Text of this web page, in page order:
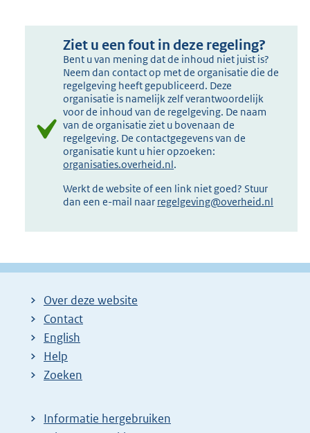
Ziet u een fout in deze regeling?
Bent u van mening dat de inhoud niet juist is?
Neem dan contact op met de organisatie die de
regelgeving heeft gepubliceerd. Deze
organisatie is namelijk zelf verantwoordelijk
voor de inhoud van de regelgeving. De naam
van de organisatie ziet u bovenaan de
regelgeving. De contactgegevens van de
organisatie kunt u hier opzoeken:
organisaties.overheid.nl.
Werkt de website of een link niet goed? Stuur
dan een e-mail naar regelgeving@overheid.nl
Over deze website
Contact
English
Help
Zoeken
Informatie hergebruiken